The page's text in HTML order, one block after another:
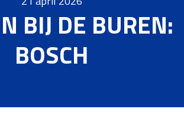
BIJ DE BUREN:
BOSCH